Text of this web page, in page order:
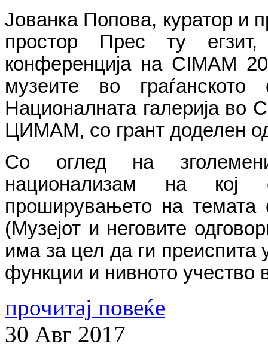
Јованка Попова, куратор и
простор Прес ту
конференција на CIMAM
музеите во
Националната галерија во
ЦИМАМ, со грант доделен
Со оглед на
национализам на
проширувањето на темата
(Музејот и неговите
има за цел да ги преиспита
функции и нивното учество
прочитај повеќе
30 Авг 2017